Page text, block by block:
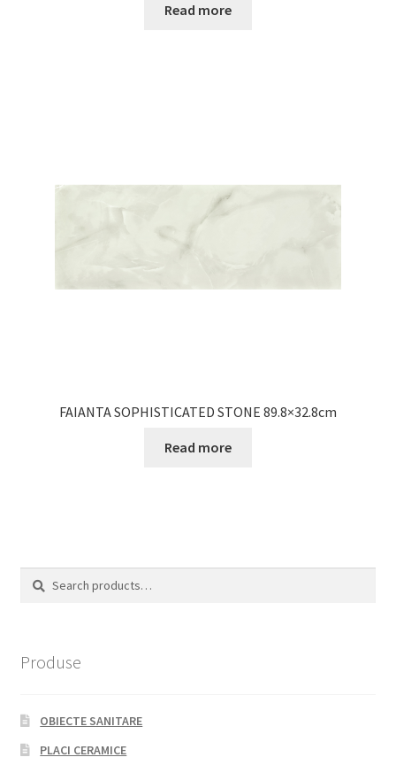
Read more
FAIANTA SOPHISTICATED STONE 89.8×32.8cm
Read more
Search
Search
Produse
OBIECTE SANITARE
PLACI CERAMICE